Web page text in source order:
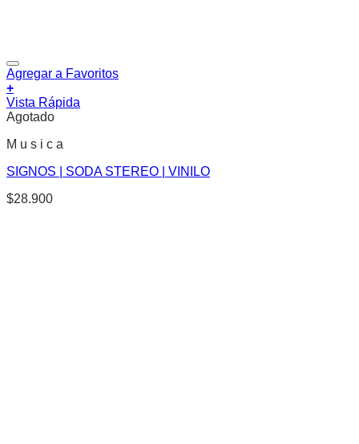
Agregar a Favoritos
+
Vista Rápida
Agotado
M u s i c a
SIGNOS | SODA STEREO | VINILO
$28.900